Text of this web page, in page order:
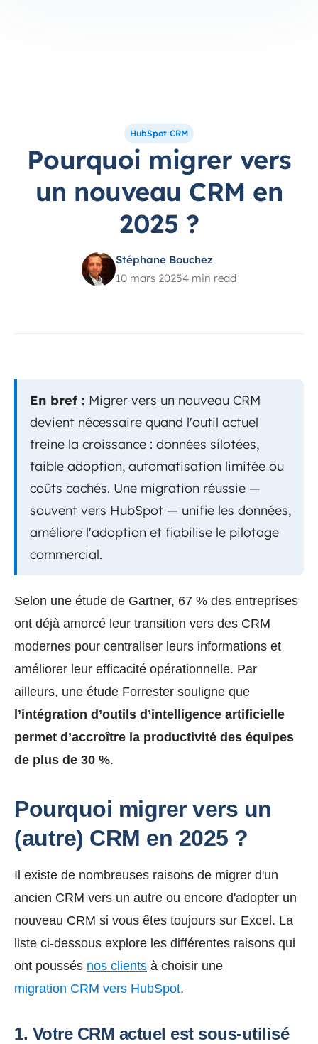
HubSpot CRM
Pourquoi migrer vers
un nouveau CRM en
2025 ?
Stéphane Bouchez
10 mars 20254 min read
En bref : Migrer vers un nouveau CRM
devient nécessaire quand l'outil actuel
freine la croissance : données silotées,
faible adoption, automatisation limitée ou
coûts cachés. Une migration réussie —
souvent vers HubSpot — unifie les données,
améliore l'adoption et fiabilise le pilotage
commercial.
Selon une étude de Gartner, 67 % des entreprises
ont déjà amorcé leur transition vers des CRM
modernes pour centraliser leurs informations et
améliorer leur efficacité opérationnelle. Par
ailleurs, une étude Forrester souligne que
l’intégration d’outils d’intelligence artificielle
permet d’accroître la productivité des équipes
de plus de 30 %.
Pourquoi migrer vers un
(autre) CRM en 2025 ?
Il existe de nombreuses raisons de migrer d'un
ancien CRM vers un autre ou encore d'adopter un
nouveau CRM si vous êtes toujours sur Excel. La
liste ci-dessous explore les différentes raisons qui
ont poussés nos clients à choisir une
migration CRM vers HubSpot.
1. Votre CRM actuel est sous-utilisé